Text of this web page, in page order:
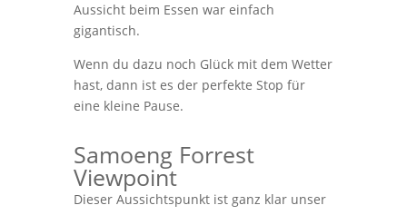
Aussicht beim Essen war einfach
gigantisch.
Wenn du dazu noch Glück mit dem Wetter
hast, dann ist es der perfekte Stop für
eine kleine Pause.
Samoeng Forrest
Viewpoint
Dieser Aussichtspunkt ist ganz klar unser